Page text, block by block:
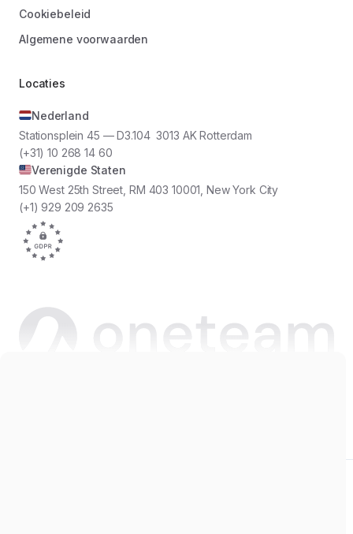
Cookiebeleid
Algemene voorwaarden
Locaties
Nederland
Stationsplein 45 — D3.104 3013 AK Rotterdam
(+31) 10 268 14 60
Verenigde Staten
150 West 25th Street, RM 403 10001, New York City
(+1) 929 209 2635